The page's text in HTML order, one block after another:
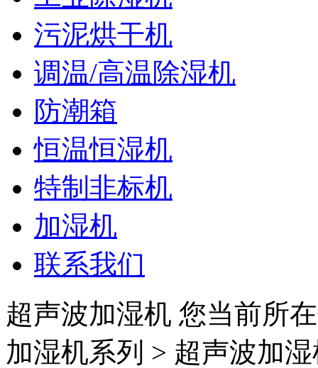
污泥烘干机
调温/高温除湿机
防潮箱
恒温恒湿机
特制非标机
加湿机
联系我们
超声波加湿机 您当前所
加湿机系列 > 超声波加